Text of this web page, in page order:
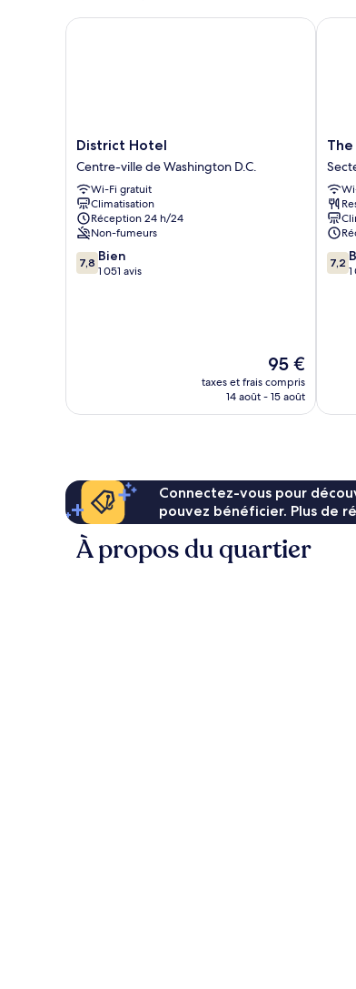
chaussée
lit
District
Hotel
Centre-
ville
de
Washington
D.C.
District Hotel
Centre-ville de Washington D.C.
Wi-Fi gratuit
Climatisation
Réception 24 h/24
Non-fumeurs
7.8
sur
7,8 Bien
1 051 avis
Le
nouveau
prix
95 €
taxes et frais compris
14 août - 15 août
District Hotel
The
Baron
Hotel
7.2
sur
7,2
The
Connectez-vous pour
pouvez bénéficier. Plus de
À propos du quartier